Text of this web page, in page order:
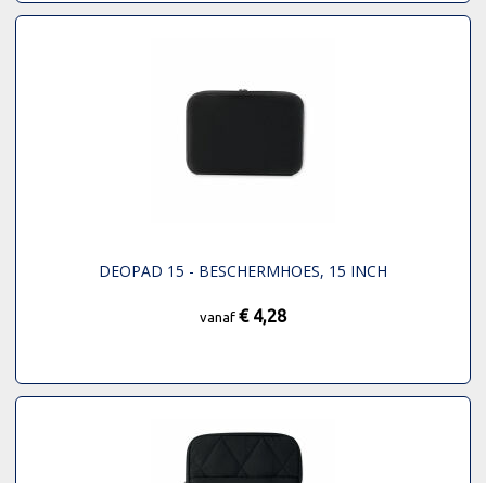
DEOPAD 15 - BESCHERMHOES, 15 INCH
vanaf € 4,28